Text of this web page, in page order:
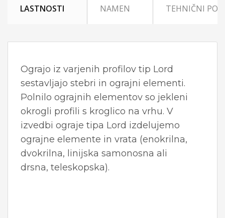
LASTNOSTI NAMEN TEHNIČNI
Ograjo iz varjenih profilov tip Lord
sestavljajo stebri in ograjni elementi.
Polnilo ograjnih elementov so jekleni
okrogli profili s kroglico na vrhu. V
izvedbi ograje tipa Lord izdelujemo
ograjne elemente in vrata (enokrilna,
dvokrilna, linijska samonosna ali
drsna, teleskopska).